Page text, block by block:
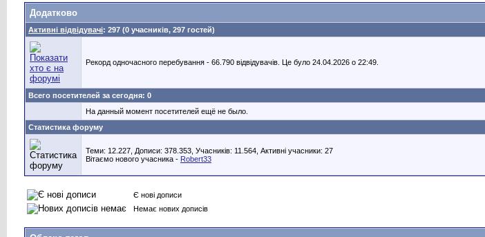
Додатково
Активні відвідувачі: 297 (0 учасників, 297 гостей)
Рекорд одночасного перебування - 66.790 відвідувачів. Це було 24.04.2026 о 22:49.
Всего посетителей за сегодня: 0
На данный момент посетителей ещё не было.
Статистика форуму
Теми: 12.227, Дописи: 378.353, Учасників: 11.564, Активні учасники: 27
Вітаємо нового учасника - Robert33
Є нові дописи
Немає нових дописів